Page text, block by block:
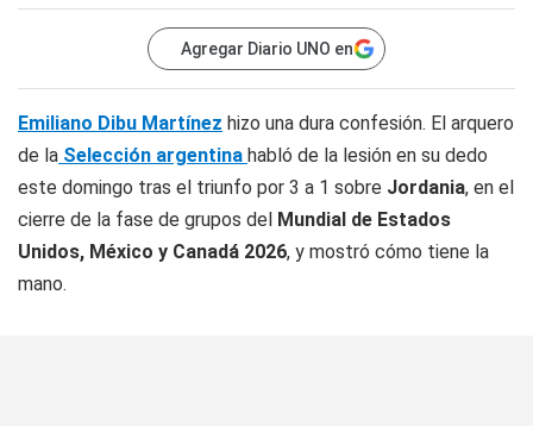
Agregar Diario UNO en
Emiliano Dibu Martínez hizo una dura confesión. El arquero
de la Selección argentina habló de la lesión en su dedo
este domingo tras el triunfo por 3 a 1 sobre Jordania, en el
cierre de la fase de grupos del Mundial de Estados
Unidos, México y Canadá 2026, y mostró cómo tiene la
mano.